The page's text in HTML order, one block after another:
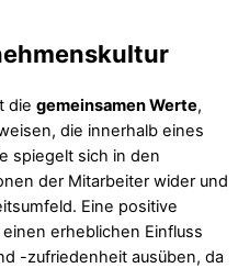
die gemeinsamen Werte,
die innerhalb eines
spiegelt sich in den
der Mitarbeiter wider und
Eine positive
erheblichen Einfluss
-zufriedenheit ausüben, da